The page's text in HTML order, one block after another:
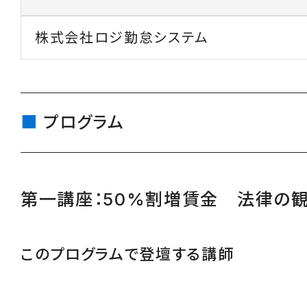
株式会社ロジ勤怠システム
プログラム
第一講座：50%割増賃金 法律の
このプログラムで登壇する講師